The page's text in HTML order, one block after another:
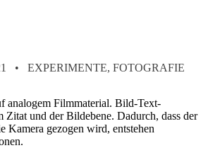
WRITTEN BY:
STEFAN
CATEGORIZED IN:
EXPERIMENTE, FOTOGRAFIE
analogem Filmmaterial. Bild-Text-
Zitat und der Bildebene. Dadurch, dass der
Kamera gezogen wird, entstehen